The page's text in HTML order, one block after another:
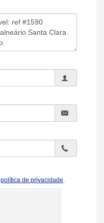
política de privacidade